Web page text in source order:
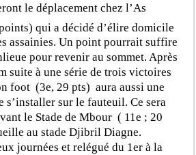
le déplacement chez l’As
qui a décidé d’élire domicile
assainies. Un point pourrait suffire
pour revenir au sommet. Après
suite à une série de trois victoires
foot (3e, 29 pts) aura aussi une
s’installer sur le fauteuil. Ce sera
le Stade de Mbour ( 11e ; 20
au stade Djibril Diagne.
journées et relégué du 1er à la